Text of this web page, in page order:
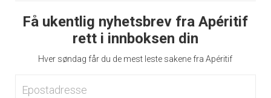
Få ukentlig nyhetsbrev fra Apéritif
rett i innboksen din
Hver søndag får du de mest leste sakene fra Apéritif